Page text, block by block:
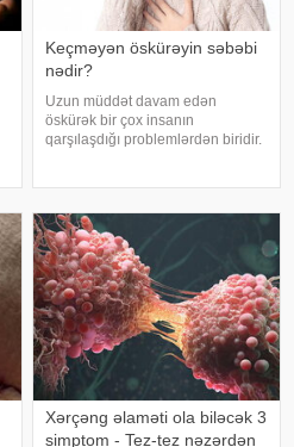
Keçməyən öskürəyin səbəbi
nədir?
Uzun müddət davam edən
öskürək bir çox insanın
qarşılaşdığı problemlərdən biridir.
hər zaman tənəffüs yolu
infeksiyası olmur
Xərçəng əlaməti ola biləcək 3
simptom - Tez-tez nəzərdən